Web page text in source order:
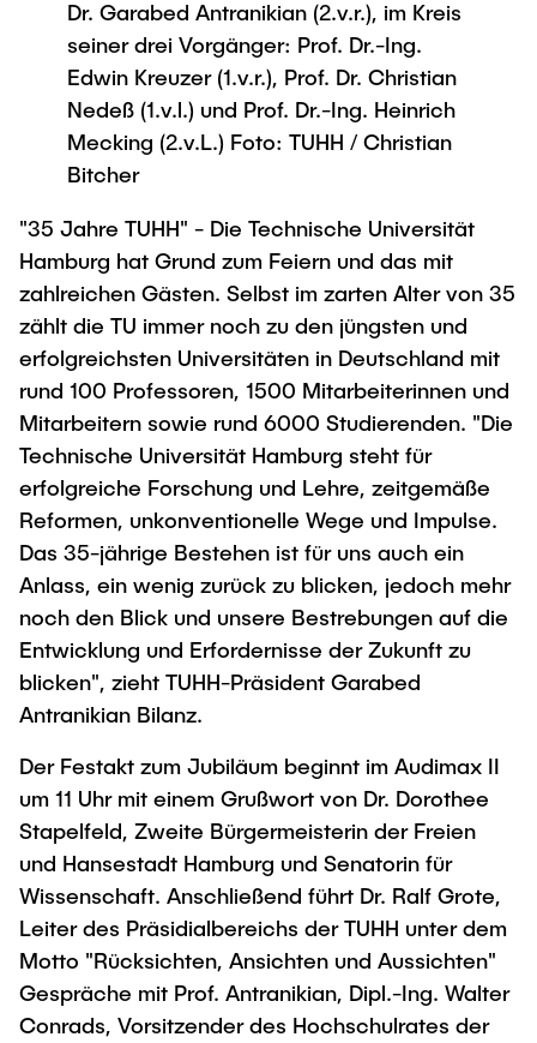
Newsroom
Press Release
Flyers and brochures
University magazine spektrum
Events
Merchandise-Shop
Working at TU Hamburg
Job opportunities
Faculty recruiting
Information for new employees
Internal Information
Advice and contact
New@tuhh
Around student life
study organization
After Graduation
Alumni
Career Center
Graduate Academy
Continuing Education
UNU HUB "Engineering to Face Climate
Change"
Research Funding
Early Career Research Support
Good Scientific Practice
Future Lectures
Team
Research & Transfer News
Interdisciplinary Workshop of the FSP
"Biobased Processes and Reactor
Technologies"
Process Engineering
Study programs
Research and Institutes
Technology and Innovation in Education
Study programs
Research and Institutes
Management Sciences and Technology
Study Programs
Research and Institutes
Mechanical Engineering
Study programs
Research and institutes
Joint School of Multidisciplinary Studies
Institutes
Overview
Exchange students
Intercultural Hub
International Scholars & Guests
Partnerships and Strategy
Study Exchange Partnerships
How to establish partnerships
Strategy
ECIU University
Contacts & International Team
Dr. Garabed Antranikian (2.v.r.), im Kreis
seiner drei Vorgänger: Prof. Dr.-Ing.
Edwin Kreuzer (1.v.r.), Prof. Dr. Christian
Nedeß (1.v.l.) und Prof. Dr.-Ing. Heinrich
Mecking (2.v.L.) Foto: TUHH / Christian
Bitcher
"35 Jahre TUHH" - Die Technische Universität
Hamburg hat Grund zum Feiern und das mit
zahlreichen Gästen. Selbst im zarten Alter von 35
zählt die TU immer noch zu den jüngsten und
erfolgreichsten Universitäten in Deutschland mit
rund 100 Professoren, 1500 Mitarbeiterinnen und
Mitarbeitern sowie rund 6000 Studierenden. "Die
Technische Universität Hamburg steht für
erfolgreiche Forschung und Lehre, zeitgemäße
Reformen, unkonventionelle Wege und Impulse.
Das 35-jährige Bestehen ist für uns auch ein
Anlass, ein wenig zurück zu blicken, jedoch mehr
noch den Blick und unsere Bestrebungen auf die
Entwicklung und Erfordernisse der Zukunft zu
blicken", zieht TUHH-Präsident Garabed
Antranikian Bilanz.
Der Festakt zum Jubiläum beginnt im Audimax II
um 11 Uhr mit einem Grußwort von Dr. Dorothee
Stapelfeld, Zweite Bürgermeisterin der Freien
und Hansestadt Hamburg und Senatorin für
Wissenschaft. Anschließend führt Dr. Ralf Grote,
Leiter des Präsidialbereichs der TUHH unter dem
Motto "Rücksichten, Ansichten und Aussichten"
Gespräche mit Prof. Antranikian, Dipl.-Ing. Walter
Conrads, Vorsitzender des Hochschulrates der